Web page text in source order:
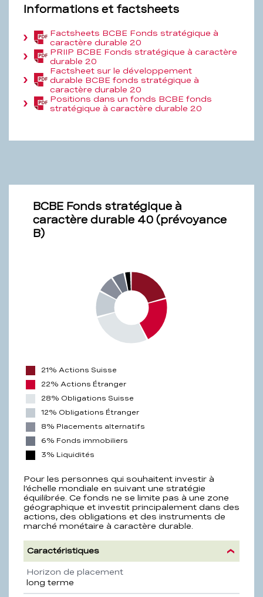
Informations et factsheets
Factsheets BCBE Fonds stratégique à
caractère durable 20
(PDF,
547,3
KB)
PRIIP BCBE Fonds stratégique à caractère
durable 20
(PDF,
161,7
KB)
Factsheet sur le développement
durable BCBE fonds stratégique à
caractère durable 20
(PDF,
194,6
KB) Positions dans un fonds BCBE fonds
stratégique à caractère durable 20
(PDF,
BCBE Fonds stratégique à
caractère durable 40 (prévoyance
B)
21% Actions Suisse
22% Actions Étranger
28% Obligations Suisse
12% Obligations Étranger
8% Placements alternatifs
6% Fonds immobiliers
3% Liquidités
Pour les personnes qui souhaitent investir à
l’échelle mondiale en suivant une stratégie
équilibrée. Ce fonds ne se limite pas à une zone
géographique et investit principalement dans des
actions, des obligations et des instruments de
marché monétaire à caractère durable.
Caractéristiques
Horizon de placement
long terme